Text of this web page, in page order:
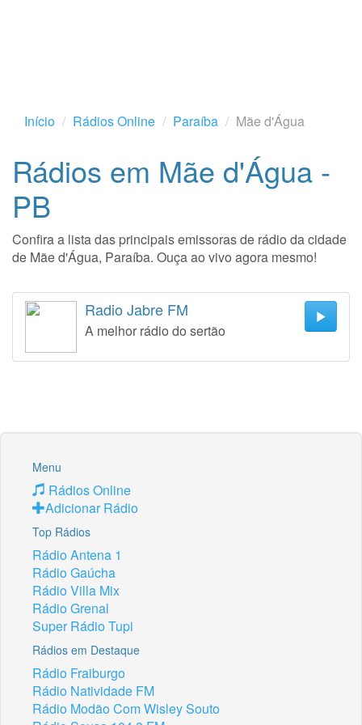
Início Rádios Online Paraíba Mãe d'Água
Rádios em Mãe d'Água -
PB
Confira a lista das principais emissoras de rádio da cidade
de Mãe d'Água, Paraíba. Ouça ao vivo agora mesmo!
Radio Jabre FM
A melhor rádio do sertão
Menu
Rádios Online
Adicionar Rádio
Top Rádios
Rádio Antena 1
Rádio Gaúcha
Rádio Villa Mix
Rádio Grenal
Super Rádio Tupi
Rádios em Destaque
Rádio Fraiburgo
Rádio Natividade FM
Rádio Modão Com Wisley Souto